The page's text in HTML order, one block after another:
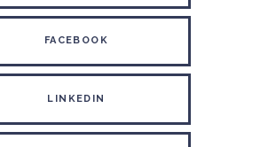
FACEBOOK
LINKEDIN